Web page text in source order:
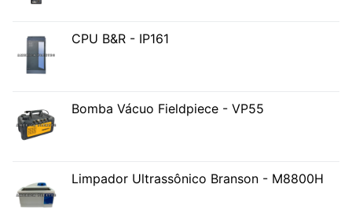
CPU B&R - IP161
Bomba Vácuo Fieldpiece - VP55
Limpador Ultrassônico Branson - M8800H